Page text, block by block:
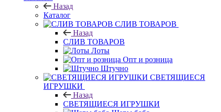
Назад
Каталог
CЛИВ ТОВАРОВ
Назад
CЛИВ ТОВАРОВ
Лоты
Опт и розница
Штучно
СВЕТЯЩИЕСЯ
ИГРУШКИ
Назад
СВЕТЯЩИЕСЯ ИГРУШКИ